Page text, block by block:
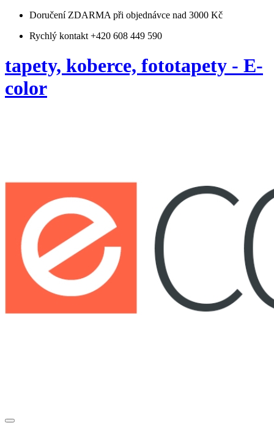
Doručení ZDARMA při objednávce nad 3000 Kč
Rychlý kontakt +420 608 449 590
tapety, koberce, fototapety - E-
color